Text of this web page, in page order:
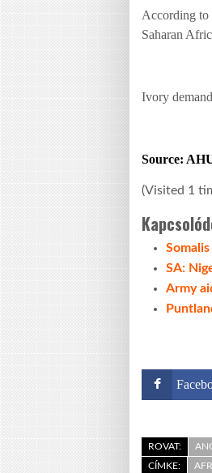
According to
Saharan
Ivory
Source:
(Visited 1
SA:
Army
ROVAT:
CÍMKE: